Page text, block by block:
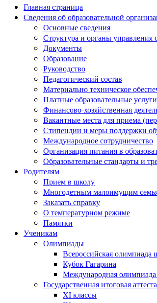
Главная страница
Сведения об образовательной
Основные сведения
Структура и органы управления
Документы
Образование
Руководство
Педагогический состав
Материально техническое
Платные образовательные услуги
Финансово-хозяйственная
Вакантные места для приема
Стипендии и меры поддержки
Международное сотрудничество
Организация питания в
Образовательные стандарты и
Родителям
Прием в школу
Многодетным малоимущим
Заказать справку
О температурном режиме
Памятки
Ученикам
Олимпиады
Всероссийская олимпиада
Кубок Гагарина
Международная
Государственная итоговая
XI классы